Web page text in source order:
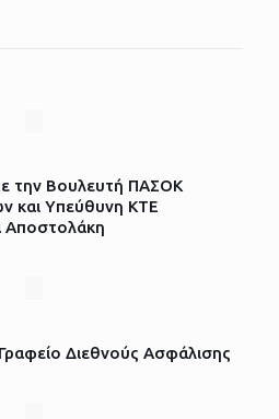
την Βουλευτή ΠΑΣΟΚ
και Υπεύθυνη ΚΤΕ
Αποστολάκη
Διεθνούς Ασφάλισης